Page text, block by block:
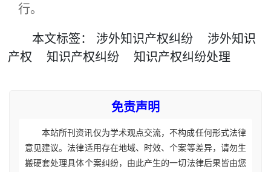
行。
本文标签： 涉外知识产权纠纷
涉外知识
产权
知识产权纠纷 知识产权纠纷处理
免责声明
本站所刊资讯仅为学术观点交流，不构成任何形式法律
意见建议。法律适用存在地域、时效、个案等差异，请勿生
搬硬套处理具体个案纠纷，由此产生的一切法律后果皆由您